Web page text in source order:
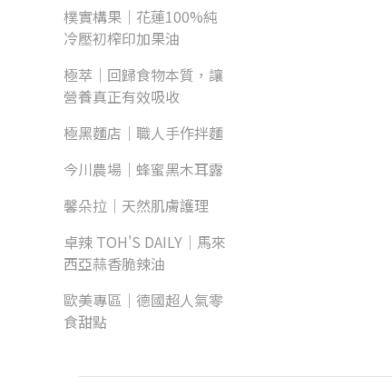
樸實構果｜花蓮100%純
冷壓初榨印加果油
極萃｜回歸食物本質，讓
營養真正有效吸收
極黑麵店｜職人手作拌麵
今川農場｜蜂蜜黑木耳露
馨朵拉｜天然肌膚護理
卓辣 TOH'S DAILY｜馬來
西亞蒜香脆辣油
歐美專區｜德國超人氣零
食甜點